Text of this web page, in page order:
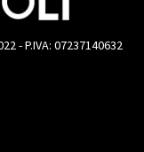
- P.IVA: 07237140632